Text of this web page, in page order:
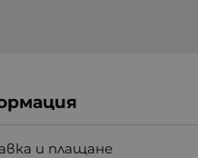
и плащане